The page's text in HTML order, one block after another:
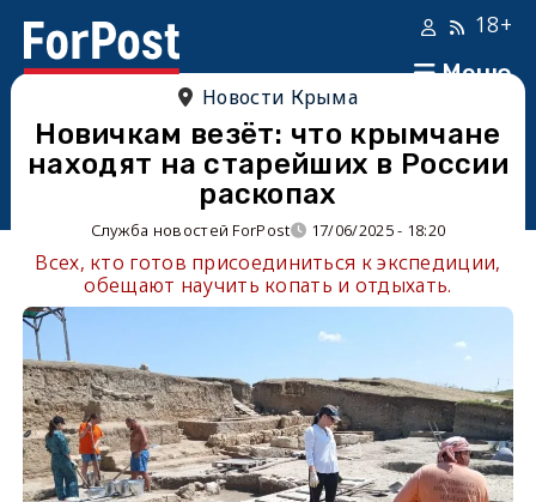
Меню
18+
Новости Крыма
Новичкам везёт: что крымчане
находят на старейших в России
раскопах
Служба новостей ForPost 17/06/2025 - 18:20
Всех, кто готов присоединиться к экспедиции,
обещают научить копать и отдыхать.